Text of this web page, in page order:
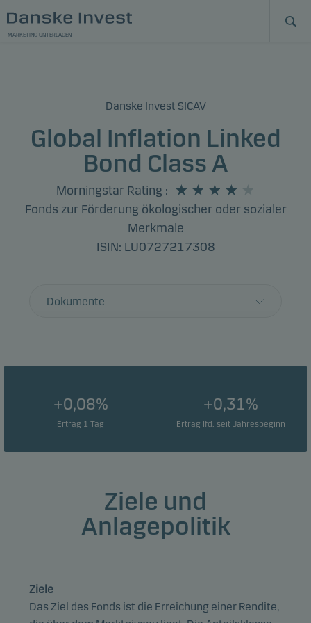
MARKETING UNTERLAGEN
Danske Invest SICAV
Global Inflation Linked
Bond Class A
Morningstar Rating :
Fonds zur Förderung ökologischer oder sozialer
Merkmale
ISIN: LU0727217308
Dokumente
+0,08%
Ertrag 1 Tag
+0,31%
Ertrag lfd. seit Jahresbeginn
Ziele und
Anlagepolitik
Ziele
Das Ziel des Fonds ist die Erreichung einer Rendite,